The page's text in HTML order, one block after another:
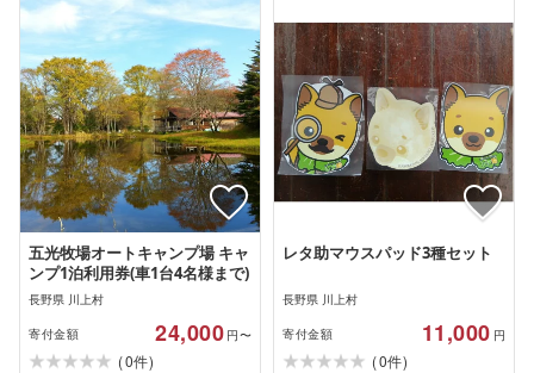
五光牧場オートキャンプ場 キャ
ンプ1泊利用券(車1台4名様まで)
長野県 川上村
寄付金額 24,000 円〜
(0件)
レタ助マウスパッド3種セット
長野県 川上村
寄付金額 11,000 円
(0件)